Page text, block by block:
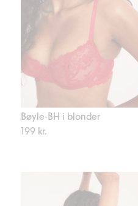
Bøyle-BH i blonder
199 kr.